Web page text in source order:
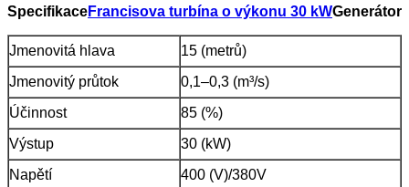
SpecifikaceFrancisova turbína o výkonu 30 kWGenerátor
Jmenovitá hlava
15 (metrů)
Jmenovitý průtok
0,1–0,3 (m³/s)
Účinnost
85 (%)
Výstup
30 (kW)
Napětí
400 (V)/380V